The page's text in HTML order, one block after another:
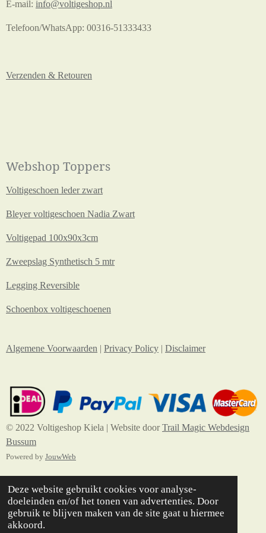
Deze website gebruikt cookies voor analyse-
doeleinden en/of het tonen van advertenties. Door
gebruik te blijven maken van de site gaat u hiermee
akkoord.
E-mail: info@voltigeshop.nl
Telefoon/WhatsApp: 00316-51333433
Verzenden & Retouren
Webshop Toppers
Voltigeschoen leder zwart
Bleyer voltigeschoen Nadia Zwart
Voltigepad 100x90x3cm
Zweepslag Synthetisch 5 mtr
Legging Reversible
Schoenbox voltigeschoenen
Algemene Voorwaarden | Privacy Policy | Disclaimer
© 2022 Voltigeshop Kiela | Website doorTrail Magic Webdesign
Bussum
Powered by JouwWeb